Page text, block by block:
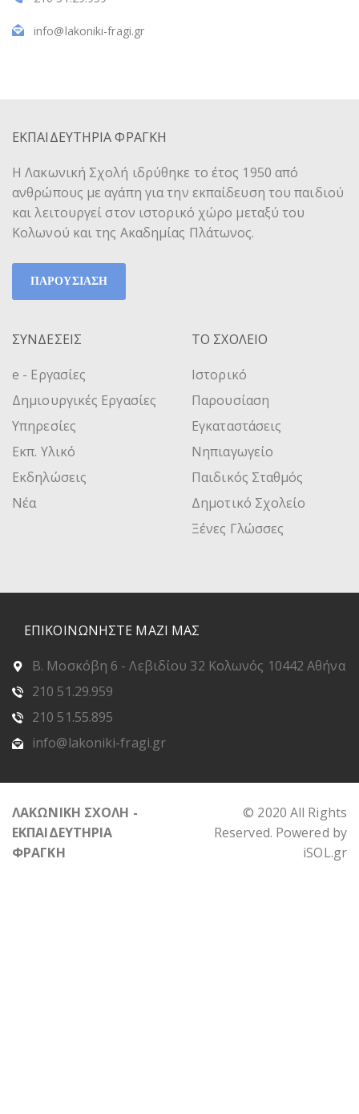
info@lakoniki-fragi.gr
ΕΚΠΑΙΔΕΥΤΗΡΙΑ ΦΡΑΓΚΗ
Η Λακωνική Σχολή ιδρύθηκε το έτος 1950 από
ανθρώπους με αγάπη για την εκπαίδευση του παιδιού
και λειτουργεί στον ιστορικό χώρο μεταξύ του
Κολωνού και της Ακαδημίας Πλάτωνος.
ΠΑΡΟΥΣΙΑΣΗ
ΣΥΝΔΕΣΕΙΣ
e - Εργασίες
Δημιουργικές Εργασίες
Υπηρεσίες
Εκπ. Υλικό
Εκδηλώσεις
Νέα
ΤΟ ΣΧΟΛΕΙΟ
Ιστορικό
Παρουσίαση
Εγκαταστάσεις
Νηπιαγωγείο
Παιδικός Σταθμός
Δημοτικό Σχολείο
Ξένες Γλώσσες
ΕΠΙΚΟΙΝΩΝΗΣΤΕ ΜΑΖΙ ΜΑΣ
Β. Μοσκόβη 6 - Λεβιδίου 32 Κολωνός 10442 Αθήνα
210 51.29.959
210 51.55.895
info@lakoniki-fragi.gr
ΛΑΚΩΝΙΚΗ ΣΧΟΛΗ -
ΕΚΠΑΙΔΕΥΤΗΡΙΑ
ΦΡΑΓΚΗ
© 2020 All Rights
Reserved. Powered by
iSOL.gr